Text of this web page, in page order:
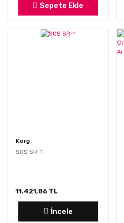
Sepete Ekle
Korg
SOS SR-1
11.421,86 TL
İncele